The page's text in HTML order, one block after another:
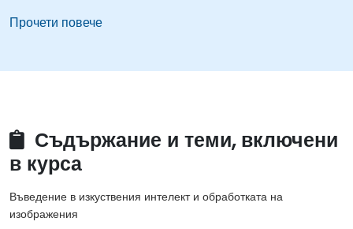
Прочети повече
Съдържание и теми, включени
в курса
Въведение в изкуствения интелект и обработката на
изображения